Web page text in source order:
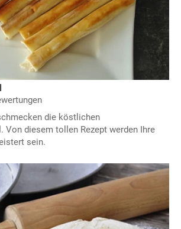
die köstlichen
Von diesem tollen Rezept werden Ihre
sein.